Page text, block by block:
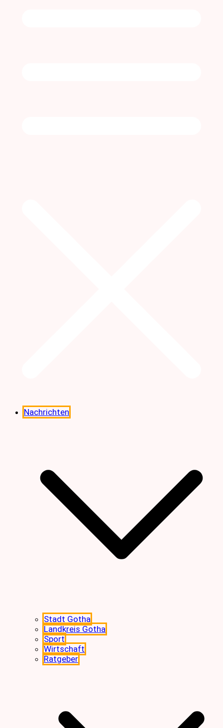
Nachrichten
Stadt Gotha
Landkreis Gotha
Sport
Wirtschaft
Ratgeber